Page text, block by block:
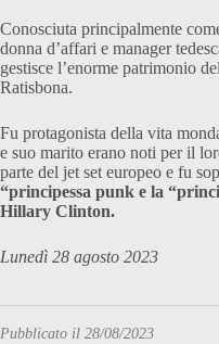
Conosciuta principalmente
donna d’affari e manager
gestisce l’enorme patrimonio
Ratisbona.
Fu protagonista della vita
e suo marito erano noti per il
parte del jet set europeo e fu
“principessa punk e la
Hillary Clinton.
Lunedì 28 agosto 2023
Pubblicato il 28/08/2023